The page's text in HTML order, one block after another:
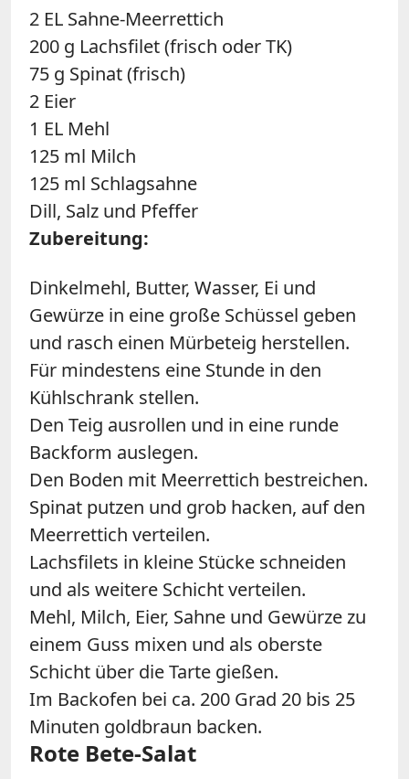
2 EL Sahne-Meerrettich
200 g Lachsfilet (frisch oder TK)
75 g Spinat (frisch)
2 Eier
1 EL Mehl
125 ml Milch
125 ml Schlagsahne
Dill, Salz und Pfeffer
Zubereitung:
Dinkelmehl, Butter, Wasser, Ei und
Gewürze in eine große Schüssel geben
und rasch einen Mürbeteig herstellen.
Für mindestens eine Stunde in den
Kühlschrank stellen.
Den Teig ausrollen und in eine runde
Backform auslegen.
Den Boden mit Meerrettich bestreichen.
Spinat putzen und grob hacken, auf den
Meerrettich verteilen.
Lachsfilets in kleine Stücke schneiden
und als weitere Schicht verteilen.
Mehl, Milch, Eier, Sahne und Gewürze zu
einem Guss mixen und als oberste
Schicht über die Tarte gießen.
Im Backofen bei ca. 200 Grad 20 bis 25
Minuten goldbraun backen.
Rote Bete-Salat